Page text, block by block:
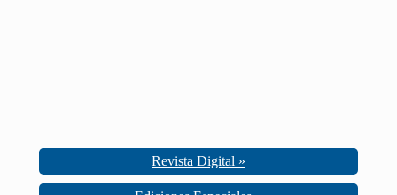
Revista Digital »